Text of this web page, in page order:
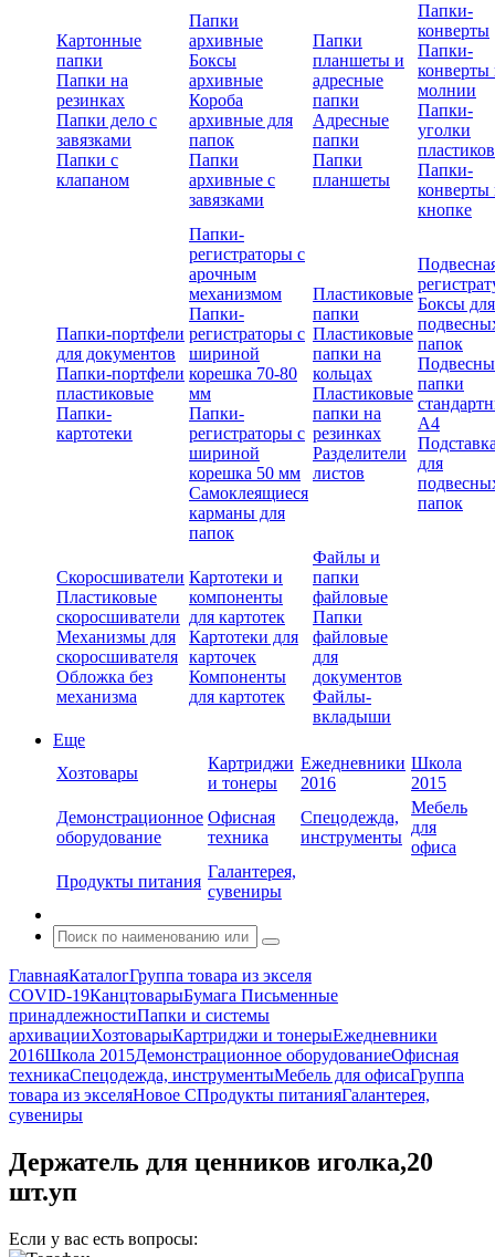
Картонные
папки
Папки на
резинках
Папки дело с
завязками
Папки с
клапаном
Папки
архивные
Боксы
архивные
Короба
архивные для
папок
Папки
архивные с
завязками
Папки
планшеты и
адресные
папки
Адресные
папки
Папки
планшеты
Папки-
конверты
Папки-
конверты
молнии
Папки-
уголки
Папки-
конверты
кнопке
Папки-портфели
для документов
Папки-портфели
пластиковые
Папки-
картотеки
Папки-
регистраторы с
арочным
механизмом
Папки-
регистраторы с
шириной
корешка 70-80
мм
Папки-
регистраторы с
шириной
корешка 50 мм
Самоклеящиеся
карманы для
папок
Пластиковые
папки
Пластиковые
папки на
кольцах
Пластиковые
папки на
резинках
Разделители
листов
Боксы для
папок
папки
А4
для
папок
Скоросшиватели
Пластиковые
скоросшиватели
Механизмы для
скоросшивателя
Обложка без
механизма
Картотеки и
компоненты
для картотек
Картотеки для
карточек
Компоненты
для картотек
Файлы и
папки
файловые
Папки
файловые
для
документов
Файлы-
вкладыши
Еще
Хозтовары
Картриджи
и тонеры
Ежедневники
2016
Школа
2015
Демонстрационное
оборудование
Офисная
техника
Спецодежда,
инструменты
Мебель
для
офиса
Продукты питания
Галантерея,
сувениры
ГлавнаяКаталогГруппа товара из экселя
COVID-19КанцтоварыБумага Письменные
принадлежностиПапки и системы
архивацииХозтоварыКартриджи и тонерыЕжедневники
2016Школа 2015Демонстрационное оборудованиеОфисная
техникаСпецодежда, инструментыМебель для офисаГруппа
товара из экселяНовое СПродукты питанияГалантерея,
сувениры
Держатель для ценников иголка,20
шт.уп
Если у вас есть вопросы: